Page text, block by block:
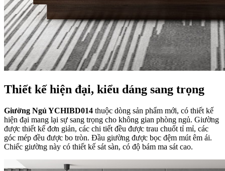
Thiết kế hiện đại, kiểu dáng sang trọng
Giường Ngủ YCHIBD014 thuộc dòng sản phẩm mới, có thiết kế
hiện đại mang lại sự sang trọng cho không gian phòng ngủ. Giường
được thiết kế đơn giản, các chi tiết đều được trau chuốt tỉ mỉ, các
góc mép đều được bo tròn. Đầu giường được bọc đệm mút êm ái.
Chiếc giường này có thiết kế sát sàn, có độ bám ma sát cao.